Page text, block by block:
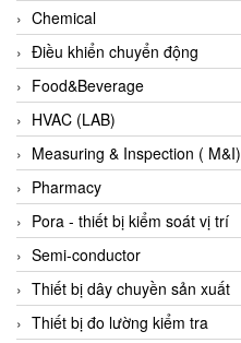
FAIRCHILD
FANUC
FDM/ F.lli Della Marca Srl
FEIN
Felm
FESTO
FHF (EATON Crouse-Hinds)
Fife/ Maxcess
Fimet
Fine Suntronix
Chemical
Điều khiển chuyển động
Food&Beverage
HVAC (LAB)
Measuring & Inspection ( M&I)
Pharmacy
Pora - thiết bị kiểm soát vị trí
Semi-conductor
Thiết bị dây chuyền sản xuất
Thiết bị đo lường kiểm tra